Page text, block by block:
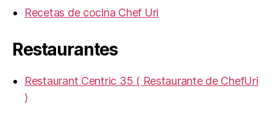
Recetas de cocina Chef Uri
Restaurantes
Restaurant Centric 35 ( Restaurante de ChefUri
)